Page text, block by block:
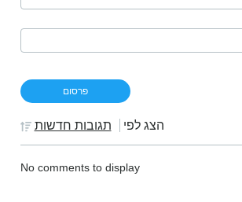
הצג לפי תגובות חדשות
No comments to display